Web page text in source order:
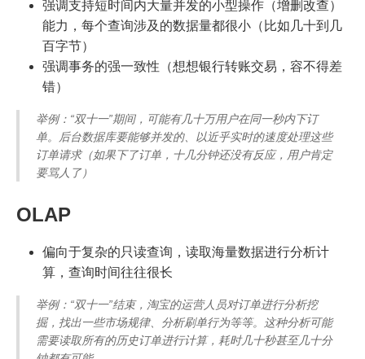
强调支持短时间内大量并发的小型操作（增删改查）
能力，每个查询涉及的数据量都很小（比如几十到几
百字节）
强调事务的强一致性（想想银行转账交易，容不得差
错）
举例：“双十一”期间，可能有几十万用户在同一秒内下订
单。后台数据库要能够并发的、以近乎实时的速度处理这些
订单请求（如果下了订单，十几分钟还没有反应，用户肯定
要骂人了）
OLAP
偏向于复杂的只读查询，读取海量数据进行分析计
算，查询时间往往很长
举例：“双十一”结束，淘宝的运营人员对订单进行分析挖
掘，找出一些市场规律、分析刷单行为等等。这种分析可能
需要读取所有的历史订单进行计算，耗时几十秒甚至几十分